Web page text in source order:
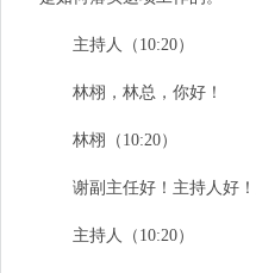
主持人（10:20）
林栩，林总，你好！
林栩（10:20）
谢副主任好！主持人好！
主持人（10:20）